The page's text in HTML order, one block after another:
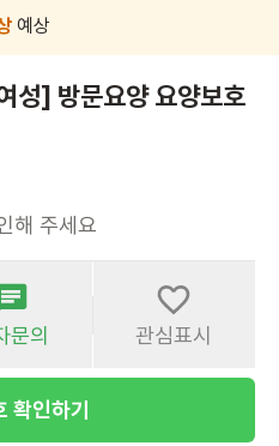
예상
] 방문요양 요양보호
해 주세요
문의 관심표시
확인하기